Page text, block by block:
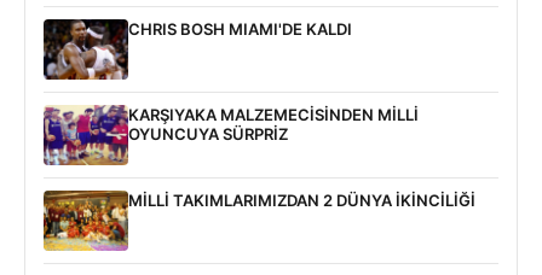
CHRIS BOSH MIAMI'DE KALDI
KARŞIYAKA MALZEMECİSİNDEN MİLLİ
OYUNCUYA SÜRPRİZ
MİLLİ TAKIMLARIMIZDAN 2 DÜNYA İKİNCİLİĞİ